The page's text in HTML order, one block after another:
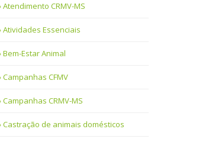
Atendimento CRMV-MS
Atividades Essenciais
Bem-Estar Animal
Campanhas CFMV
Campanhas CRMV-MS
Castração de animais domésticos